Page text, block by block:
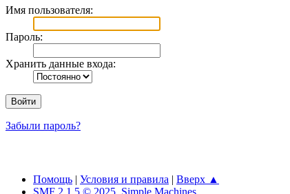
Имя пользователя:
Пароль:
Хранить данные входа:
Забыли пароль?
Помощь | Условия и правила | Вверх ▲
SMF 2.1.5 © 2025 Simple Machines